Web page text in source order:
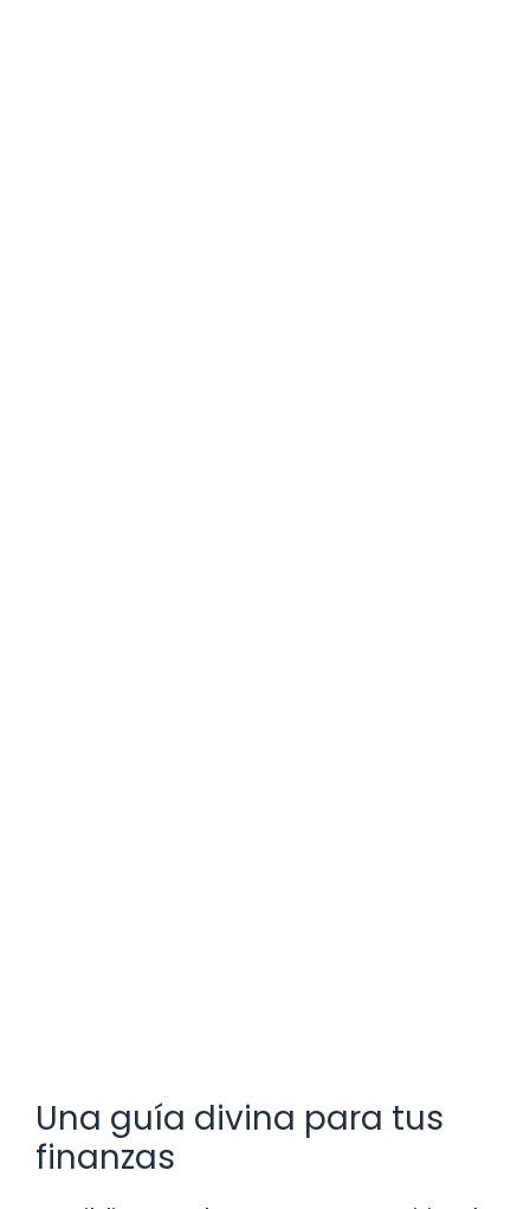
Una guía divina para tus
finanzas